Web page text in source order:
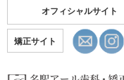
オフィシャルサイト
矯正サイト